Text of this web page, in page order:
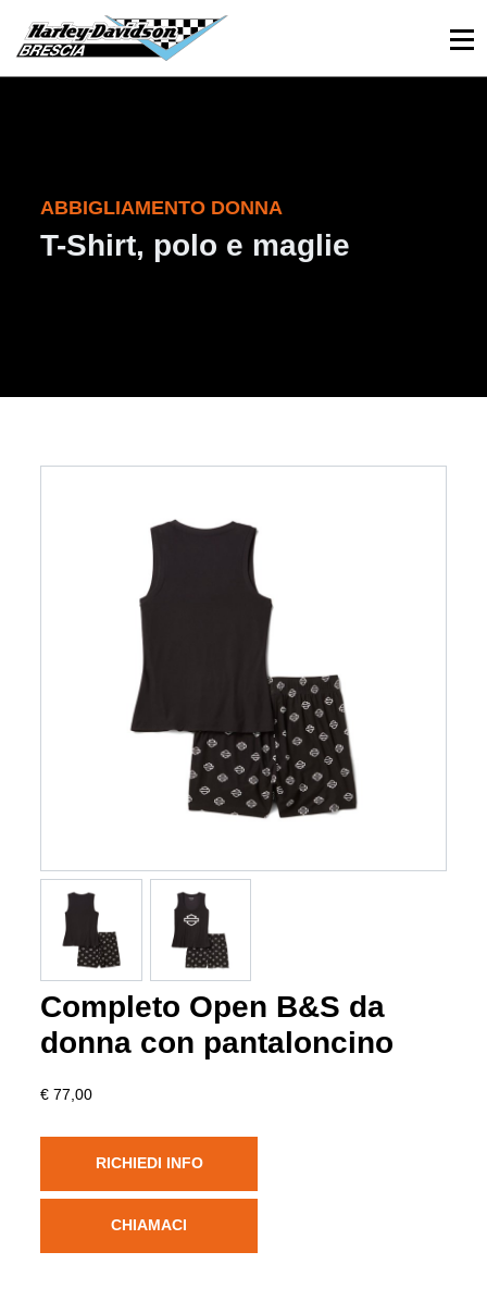
030 3366984 Viale Sant’Eufemia, 26 - Brescia
ABBIGLIAMENTO DONNA
T-Shirt, polo e maglie
Completo Open B&S da
donna con pantaloncino
€ 77,00
RICHIEDI INFO
CHIAMACI